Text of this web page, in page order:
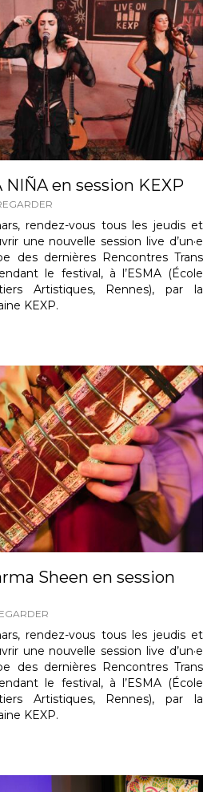
NIÑA en session KEXP
rendez-vous tous les jeudis et
une nouvelle session live d’un·e
des dernières Rencontres Trans
le festival, à l’ESMA (École
Artistiques, Rennes), par la
KEXP.
Sheen en session
rendez-vous tous les jeudis et
une nouvelle session live d’un·e
des dernières Rencontres Trans
le festival, à l’ESMA (École
Artistiques, Rennes), par la
KEXP.